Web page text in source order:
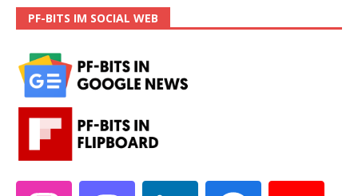
PF-BITS IM SOCIAL WEB